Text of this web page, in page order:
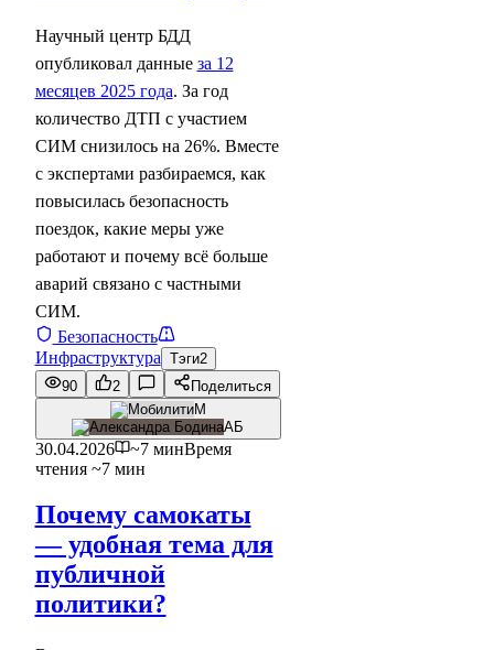
Научный центр БДД
опубликовал данные за 12
месяцев 2025 года. За год
количество ДТП с участием
СИМ снизилось на 26%. Вместе
с экспертами разбираемся, как
повысилась безопасность
поездок, какие меры уже
работают и почему всё больше
аварий связано с частными
СИМ.
Безопасность
Инфраструктура Тэги2
90
2
Поделиться
М
АБ
30.04.2026 ~7 минВремя
чтения ~7 мин
Почему самокаты
— удобная тема для
публичной
политики?